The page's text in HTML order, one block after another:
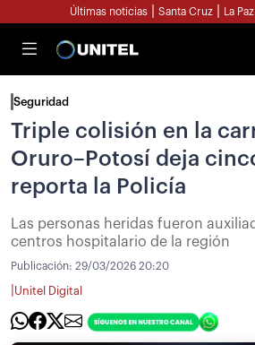
Últimas noticias Santa Cruz La Paz
Seguridad
Triple colisión en la
Oruro–Potosí deja
reporta la Policía
Las personas heridas fueron
centros hospitalario de la región
Publicación: 29/03/2026 20:20
Unitel Digital